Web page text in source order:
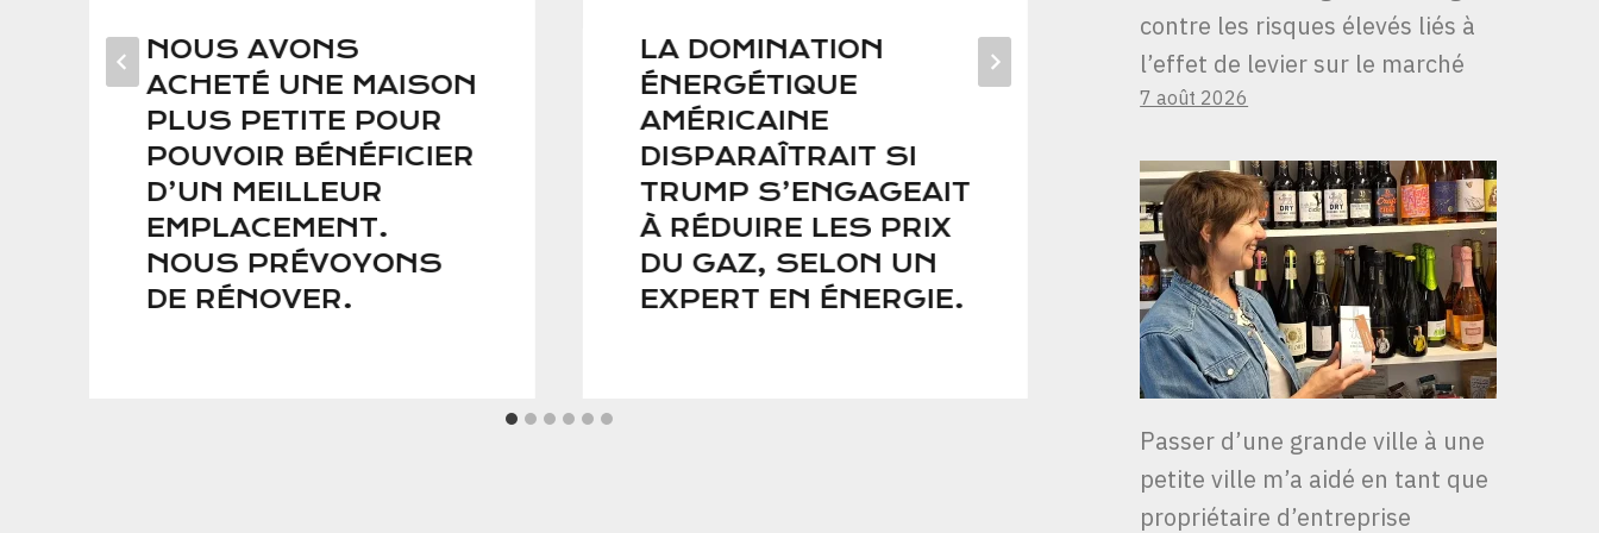
NOUS AVONS
ACHETÉ UNE MAISON
PLUS PETITE POUR
POUVOIR BÉNÉFICIER
D’UN MEILLEUR
EMPLACEMENT.
NOUS PRÉVOYONS
DE RÉNOVER.
LA DOMINATION
ÉNERGÉTIQUE
AMÉRICAINE
DISPARAÎTRAIT SI
TRUMP S’ENGAGEAIT
À RÉDUIRE LES PRIX
DU GAZ, SELON UN
EXPERT EN ÉNERGIE.
LES EXPORTATIONS
AMÉRICAINES DE
UN NIVEAU RECORD
DANS UN CONTEXTE
DE GUERRE DES
PARTS DE MARCHÉ
AVEC L’OPEP
contre les risques élevés liés à
l’effet de levier sur le marché
7 août 2026
Passer d’une grande ville à une
petite ville m’a aidé en tant que
propriétaire d’entreprise